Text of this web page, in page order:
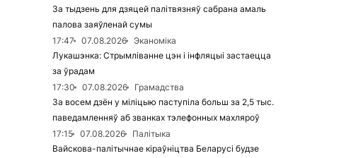
За тыдзень для дзяцей палітвязняў сабрана амаль
палова заяўленай сумы
17:47
07.08.2026
Эканоміка
Лукашэнка: Стрымліванне цэн і інфляцыі застаецца
за ўрадам
17:30
07.08.2026
Грамадства
За восем дзён у міліцыю паступіла больш за 2,5 тыс.
паведамленняў аб званках тэлефонных махляроў
17:15
07.08.2026
Палітыка
Вайскова-палітычнае кіраўніцтва Беларусі будзе